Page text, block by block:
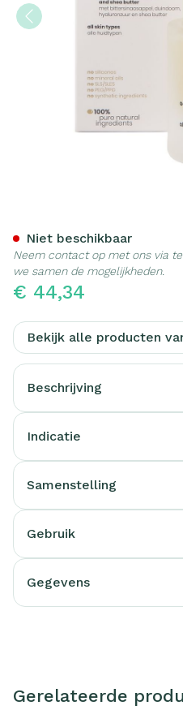
€ 44,34
Niet beschikbaar
Neem contact op met ons via
we samen de mogelijkheden.
Bekijk alle producten
Beschrijving
Indicatie
Samenstelling
Gebruik
Gegevens
Gerelateerde